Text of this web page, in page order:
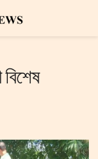
বিশেষ